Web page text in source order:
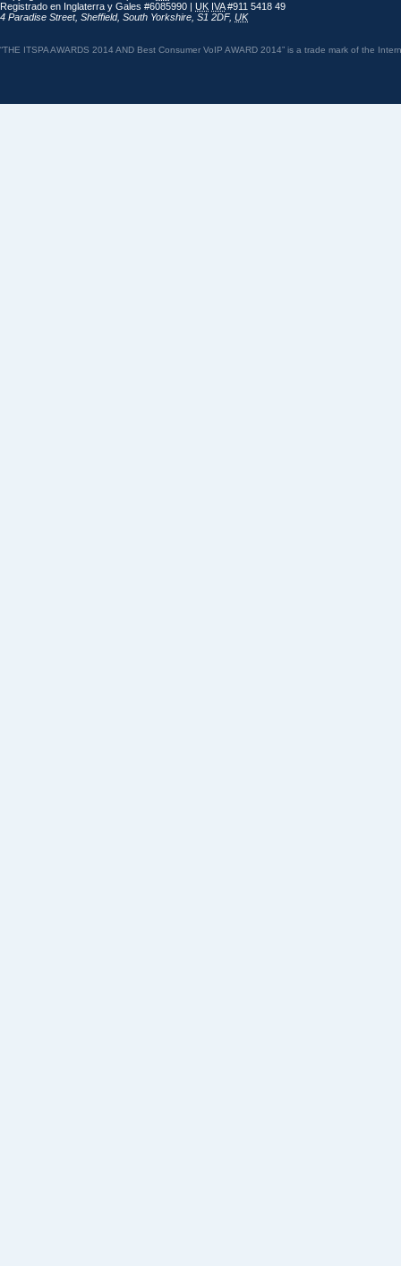
Registrado en Inglaterra y Gales #6085990 | UK IVA#911 5418 49
4 Paradise Street, Sheffield, South Yorkshire S1 2DF, UK
“THE ITSPA AWARDS 2014 AND Best Consumer VoIP AWARD 2014” is a trade mark of the